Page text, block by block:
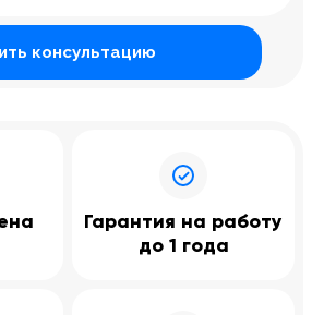
консультацию
Гарантия на работу
до 1 года